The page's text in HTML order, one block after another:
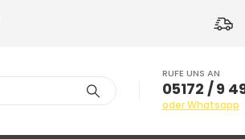
RUFE UNS AN
05172 / 9
oder Whatsapp